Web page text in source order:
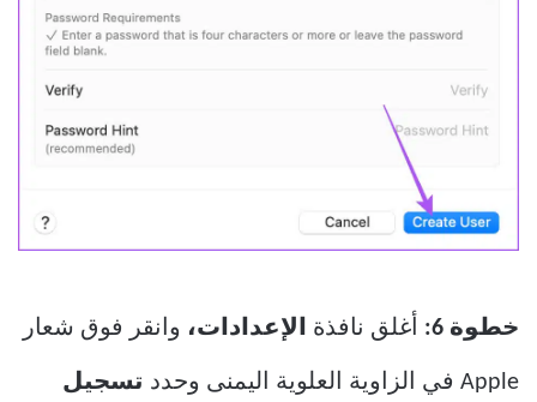
خطوة 6: أغلق نافذة الإعدادات، وانقر فوق شعار
Apple في الزاوية العلوية اليمنى وحدد تسجيل